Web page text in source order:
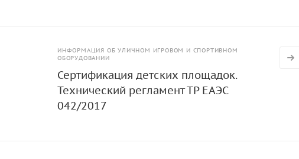
ИНФОРМАЦИЯ ОБ УЛИЧНОМ ИГРОВОМ И СПОРТИВНОМ
ОБОРУДОВАНИИ
Сертификация детских площадок.
Технический регламент ТР ЕАЭС
042/2017